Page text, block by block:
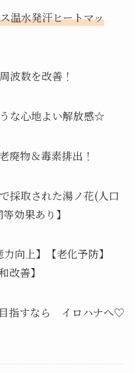
水発汗ヒートマッ
波数を改善！
な心地よい解放感☆
廃物＆毒素排出！
採取された湯ノ花(人口
効果あり】
向上】【老化予防】
改善】
指すなら イロハナへ♡